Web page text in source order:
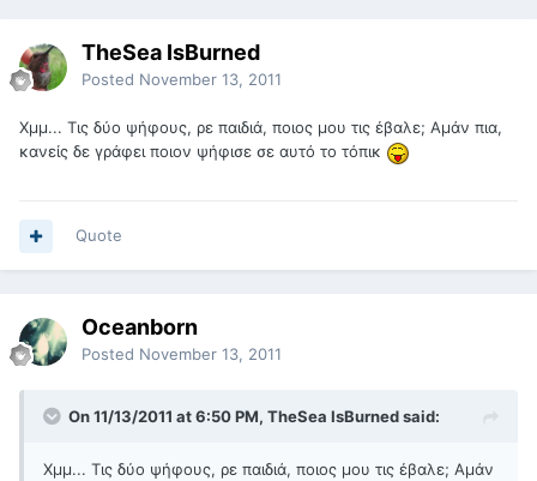
TheSea IsBurned
Posted November 13, 2011
Χμμ... Τις δύο ψήφους, ρε παιδιά, ποιος μου τις έβαλε; Αμάν πια,
κανείς δε γράφει ποιον ψήφισε σε αυτό το τόπικ
Quote
Oceanborn
Posted November 13, 2011
On 11/13/2011 at 6:50 PM, TheSea IsBurned said:
Χμμ... Τις δύο ψήφους, ρε παιδιά, ποιος μου τις έβαλε; Αμάν